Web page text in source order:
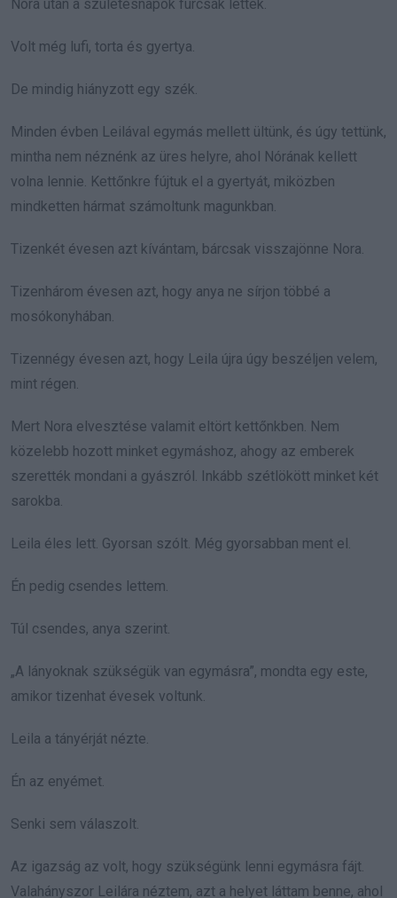
Nora után a születésnapok furcsák lettek.
Volt még lufi, torta és gyertya.
De mindig hiányzott egy szék.
Minden évben Leilával egymás mellett ültünk, és úgy tettünk,
mintha nem néznénk az üres helyre, ahol Nórának kellett
volna lennie. Kettőnkre fújtuk el a gyertyát, miközben
mindketten hármat számoltunk magunkban.
Tizenkét évesen azt kívántam, bárcsak visszajönne Nora.
Tizenhárom évesen azt, hogy anya ne sírjon többé a
mosókonyhában.
Tizennégy évesen azt, hogy Leila újra úgy beszéljen velem,
mint régen.
Mert Nora elvesztése valamit eltört kettőnkben. Nem
közelebb hozott minket egymáshoz, ahogy az emberek
szerették mondani a gyászról. Inkább szétlökött minket két
sarokba.
Leila éles lett. Gyorsan szólt. Még gyorsabban ment el.
Én pedig csendes lettem.
Túl csendes, anya szerint.
„A lányoknak szükségük van egymásra”, mondta egy este,
amikor tizenhat évesek voltunk.
Leila a tányérját nézte.
Én az enyémet.
Senki sem válaszolt.
Az igazság az volt, hogy szükségünk lenni egymásra fájt.
Valahányszor Leilára néztem, azt a helyet láttam benne, ahol